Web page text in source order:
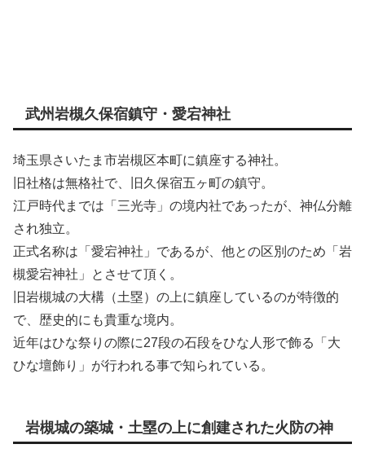
武州岩槻久保宿鎮守・愛宕神社
埼玉県さいたま市岩槻区本町に鎮座する神社。
旧社格は無格社で、旧久保宿五ヶ町の鎮守。
江戸時代までは「三光寺」の境内社であったが、神仏分離
され独立。
正式名称は「愛宕神社」であるが、他との区別のため「岩
槻愛宕神社」とさせて頂く。
旧岩槻城の大構（土塁）の上に鎮座しているのが特徴的
で、歴史的にも貴重な境内。
近年はひな祭りの際に27段の石段をひな人形で飾る「大
ひな壇飾り」が行われる事で知られている。
岩槻城の築城・土塁の上に創建された火防の神